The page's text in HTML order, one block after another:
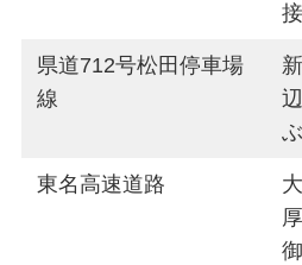
県道712号松田停車場
線
ぶ
東名高速道路